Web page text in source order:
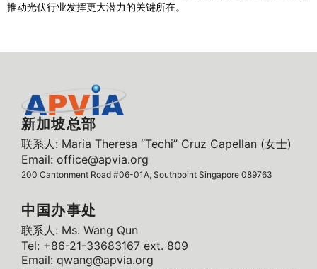
推动光伏行业发挥更大潜力的关键所在。
新加坡总部
联系人: Maria Theresa “Techi” Cruz Capellan (女士)
Email: office@apvia.org
200 Cantonment Road #06-01A, Southpoint Singapore 089763
中国办事处
联系人: Ms. Wang Qun
Tel: +86-21-33683167 ext. 809
Email: qwang@apvia.org